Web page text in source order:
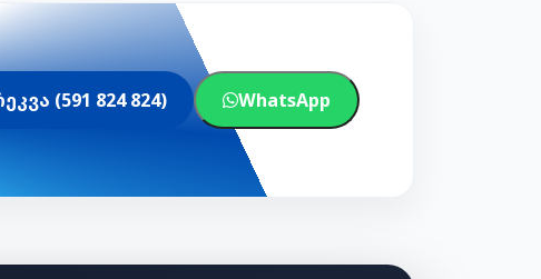
(591 824 824) WhatsApp